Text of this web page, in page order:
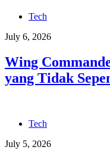
Tech
July 6, 2026
Wing
yang Tidak
Tech
July 5, 2026